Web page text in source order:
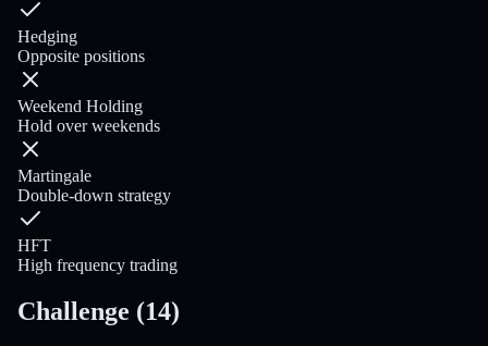
Hedging
Opposite positions
Weekend Holding
Hold over weekends
Martingale
Double-down strategy
HFT
High frequency trading
Challenge (14)